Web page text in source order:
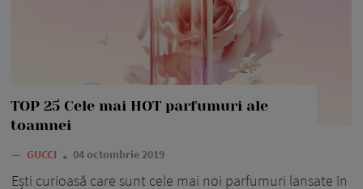
TOP 25 Cele mai HOT parfumuri ale
toamnei
— GUCCI 04 octombrie 2019
Ești curioasă care sunt cele mai noi parfumuri lansate în